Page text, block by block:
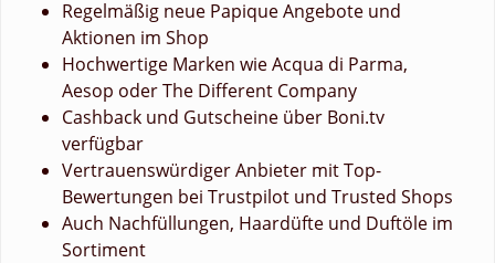
Regelmäßig neue Papique Angebote und
Aktionen im Shop
Hochwertige Marken wie Acqua di Parma,
Aesop oder The Different Company
Cashback und Gutscheine über Boni.tv
verfügbar
Vertrauenswürdiger Anbieter mit Top-
Bewertungen bei Trustpilot und Trusted Shops
Auch Nachfüllungen, Haardüfte und Duftöle im
Sortiment